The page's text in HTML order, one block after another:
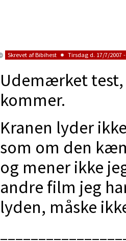
Skrevet afBibihest Tirsdag d. 17/7/2007
Udemærket
kommer.
Kranen lyder
som om den
og mener ikke
andre film jeg
lyden, måske